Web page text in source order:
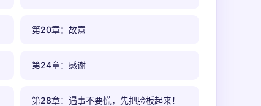
第20章：故意
第24章：感谢
第28章：遇事不要慌，先把脸板起来！